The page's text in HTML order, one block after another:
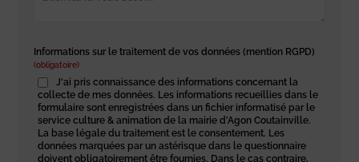
Informations sur le traitement de vos données (mention RGPD)
(obligatoire)
J'ai pris connaissance des informations concernant la
collecte de mes données. Les informations recueillies dans le
formulaire sont enregistrées dans un fichier informatisé par le
service culture & animation de la mairie d’Agon Coutainville.
La base légale du traitement est le consentement. Les
données marquées par un astérisque dans le questionnaire
doivent obligatoirement être fournies. Dans le cas contraire,